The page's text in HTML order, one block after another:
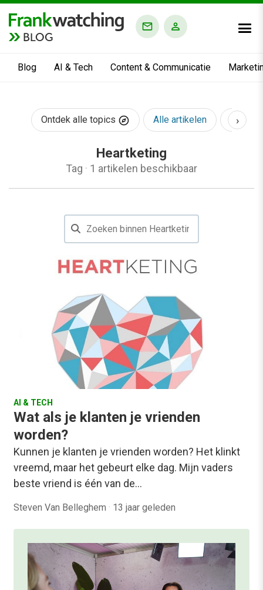
BLOG
Blog AI & Tech Content & Communicatie
Ontdek alle topics Alle artikelen AI &
›
Heartketing
Tag · 1 artikelen beschikbaar
AI & TECH
Wat als je klanten je vrienden
worden?
Kunnen je klanten je vrienden worden? Het klinkt
vreemd, maar het gebeurt elke dag. Mijn vaders
beste vriend is één van de…
Steven Van Belleghem · 13 jaar geleden